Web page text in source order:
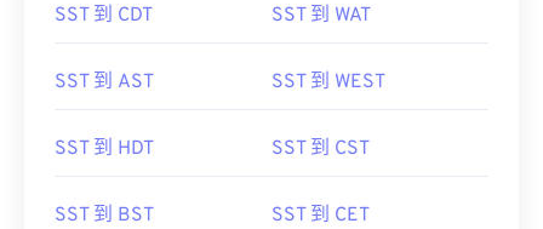
SST 到 CDT SST 到 WAT
SST 到 AST SST 到 WEST
SST 到 HDT SST 到 CST
SST 到 BST SST 到 CET